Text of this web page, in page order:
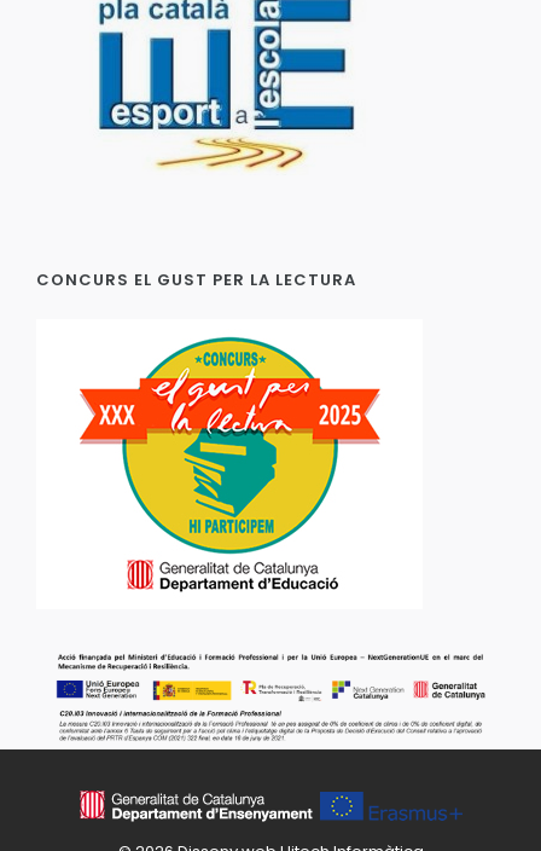
CONCURS EL GUST PER LA LECTURA